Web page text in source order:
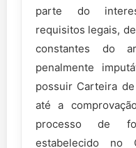
parte do
requisitos legais,
constantes do
penalmente
possuir Carteira
até a
processo de
estabelecido